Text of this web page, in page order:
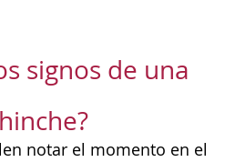
signos de una
notar el momento en el